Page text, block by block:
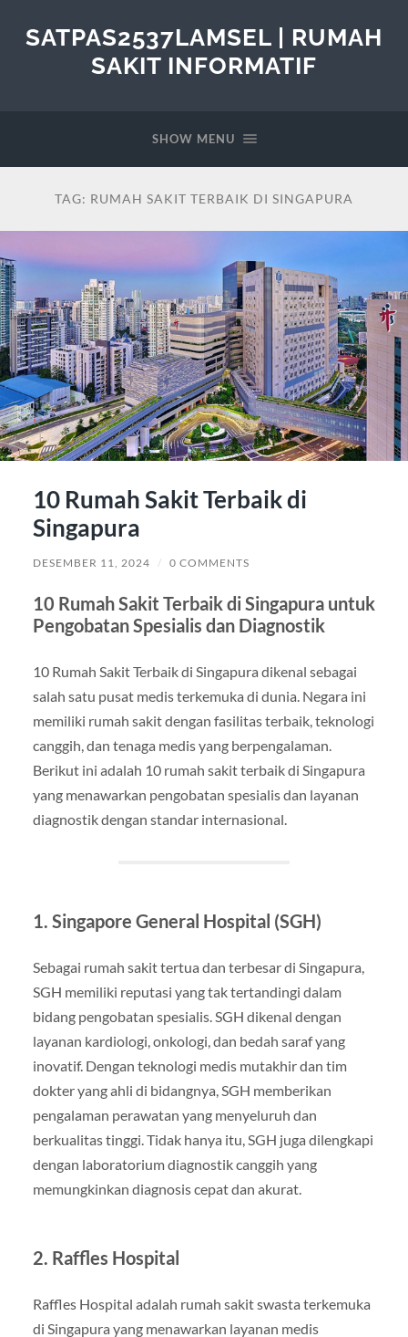
SATPAS2537LAMSEL | RUMAH
SAKIT INFORMATIF
SHOW MENU
TAG: RUMAH SAKIT TERBAIK DI SINGAPURA
10 Rumah Sakit Terbaik di
Singapura
DESEMBER 11, 2024 / 0 COMMENTS
10 Rumah Sakit Terbaik di Singapura untuk
Pengobatan Spesialis dan Diagnostik
10 Rumah Sakit Terbaik di Singapura dikenal sebagai
salah satu pusat medis terkemuka di dunia. Negara ini
memiliki rumah sakit dengan fasilitas terbaik, teknologi
canggih, dan tenaga medis yang berpengalaman.
Berikut ini adalah 10 rumah sakit terbaik di Singapura
yang menawarkan pengobatan spesialis dan layanan
diagnostik dengan standar internasional.
1. Singapore General Hospital (SGH)
Sebagai rumah sakit tertua dan terbesar di Singapura,
SGH memiliki reputasi yang tak tertandingi dalam
bidang pengobatan spesialis. SGH dikenal dengan
layanan kardiologi, onkologi, dan bedah saraf yang
inovatif. Dengan teknologi medis mutakhir dan tim
dokter yang ahli di bidangnya, SGH memberikan
pengalaman perawatan yang menyeluruh dan
berkualitas tinggi. Tidak hanya itu, SGH juga dilengkapi
dengan laboratorium diagnostik canggih yang
memungkinkan diagnosis cepat dan akurat.
2. Raffles Hospital
Raffles Hospital adalah rumah sakit swasta terkemuka
di Singapura yang menawarkan layanan medis